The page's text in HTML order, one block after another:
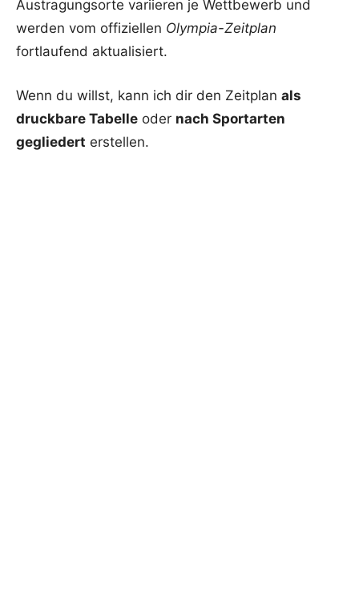
Austragungsorte variieren je Wettbewerb und
werden vom offiziellen Olympia-Zeitplan
fortlaufend aktualisiert.
Wenn du willst, kann ich dir den Zeitplan als
druckbare Tabelle oder nach Sportarten
gegliedert erstellen.